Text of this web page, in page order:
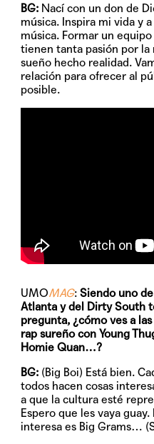
BG: Nací con un don de
música. Inspira mi vida y
música. Formar un
tienen tanta pasión por la
sueño hecho realidad.
relación para ofrecer al
posible.
UMOMAG:Siendo uno
Atlanta y del Dirty South
pregunta, ¿cómo ves a
rap sureño con Young
Homie Quan…?
BG: (Big Boi) Está bien.
todos hacen cosas
a que la cultura esté
Espero que les vaya
interesa es Big Grams…